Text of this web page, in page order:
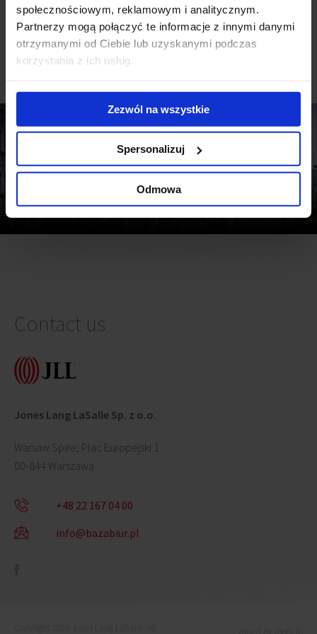
społecznościowym, reklamowym i analitycznym.
Partnerzy mogą połączyć te informacje z innymi danymi
otrzymanymi od Ciebie lub uzyskanymi podczas
korzystania z ich usług.
Zezwól na wszystkie
Spersonalizuj
Odmowa
See other reports
Regional office markets in Poland, Q2 2026 Warsaw office market, Q2 2026
Contact us
Jones Lang LaSalle Sp. z o.o.
Warsaw Spire, Plac Europejski 1
00-844 Warszawa
+48 22 167 04 00
info@bazabiur.pl